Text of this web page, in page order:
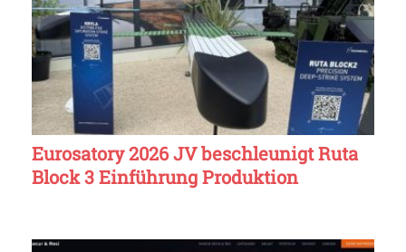
Eurosatory 2026 JV beschleunigt Ruta
Block 3 Einführung Produktion